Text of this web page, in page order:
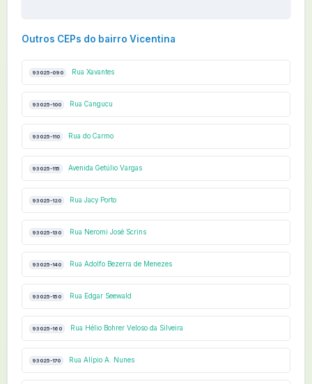
Outros CEPs do bairro Vicentina
93025-090 Rua Xavantes
93025-100 Rua Cangucu
93025-110 Rua do Carmo
93025-115 Avenida Getúlio Vargas
93025-120 Rua Jacy Porto
93025-130 Rua Neromi José Scrins
93025-140 Rua Adolfo Bezerra de Menezes
93025-150 Rua Edgar Seewald
93025-160 Rua Hélio Bohrer Veloso da Silveira
93025-170 Rua Alípio A. Nunes